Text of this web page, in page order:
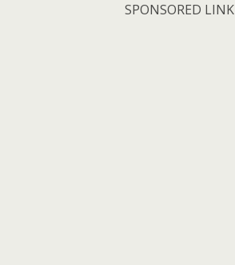
SPONSORED LINK